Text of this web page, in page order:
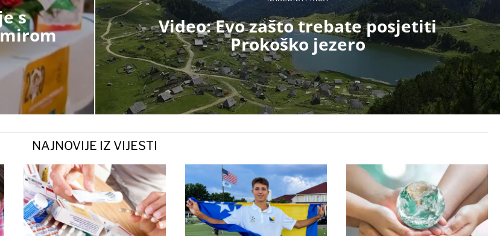
s Video: Evo zašto trebate posjetiti
Prokoško jezero
NAJNOVIJE IZ VIJESTI